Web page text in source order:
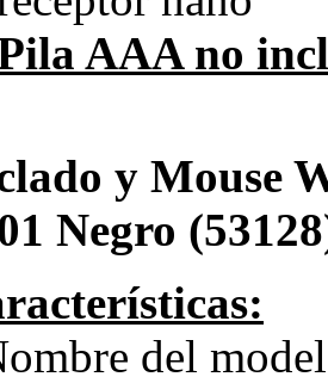
AAA no
y Mouse
Negro
del